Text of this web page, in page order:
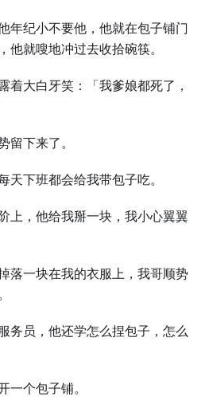
年纪小不要他，他就在包子铺门
他就嗖地冲过去收拾碗筷。
着大白牙笑：「我爹娘都死了，
留下来了。
天下班都会给我带包子吃。
上，他给我掰一块，我小心翼翼
落一块在我的衣服上，我哥顺势
务员，他还学怎么捏包子，怎么
一个包子铺。